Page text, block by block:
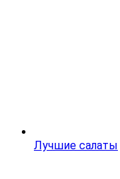
Лучшие салаты